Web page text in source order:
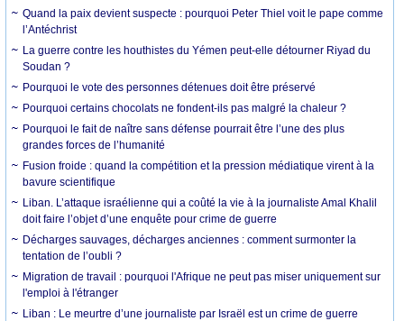
Quand la paix devient suspecte : pourquoi Peter Thiel voit le pape comme
l’Antéchrist
La guerre contre les houthistes du Yémen peut-elle détourner Riyad du
Soudan ?
Pourquoi le vote des personnes détenues doit être préservé
Pourquoi certains chocolats ne fondent-ils pas malgré la chaleur ?
Pourquoi le fait de naître sans défense pourrait être l’une des plus
grandes forces de l’humanité
Fusion froide : quand la compétition et la pression médiatique virent à la
bavure scientifique
Liban. L’attaque israélienne qui a coûté la vie à la journaliste Amal Khalil
doit faire l’objet d’une enquête pour crime de guerre
Décharges sauvages, décharges anciennes : comment surmonter la
tentation de l’oubli ?
Migration de travail : pourquoi l'Afrique ne peut pas miser uniquement sur
l'emploi à l'étranger
Liban : Le meurtre d’une journaliste par Israël est un crime de guerre